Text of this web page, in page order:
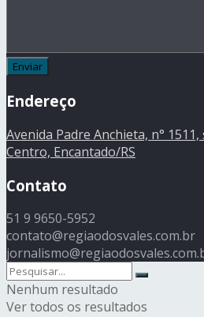
Endereço
Avenida Padre Anchieta, n° 1511,
Centro, Encantado/RS
Contato
51 9 9650-5952
contato@regiaodosvales.com.br
Nenhum resultado
Ver todos os resultados